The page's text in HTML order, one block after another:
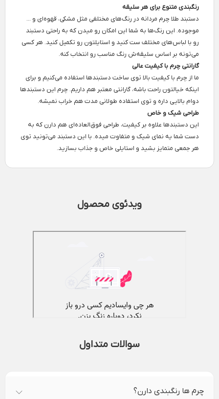
رنگبندی متنوع برای هر سلیقه
دستبند طلا چرم مردانه در رنگ‌های مختلفی مثل مشکی، قهوه‌ای و ...
موجوده. این رنگ‌ها به شما این امکان رو میدن که به راحتی دستبند
رو با لباس‌های مختلف ست کنید و استایلتون رو تکمیل کنید. هر کسی
می‌تونه بر اساس سلیقه‌ش رنگ مناسب رو انتخاب کنه.
گارانتی چرم با کیفیت عالی
ما از چرم با کیفیت بالا توی ساخت دستبندها استفاده می‌کنیم و برای
اینکه خیالتون راحت باشه، گارانتی معتبر هم داریم. چرم این دستبندها
دوام بالایی داره و توی استفاده طولانی مدت هم خراب نمیشه.
طراحی شیک و خاص
این دستبندها علاوه بر کیفیت، طراحی فوق‌العاده‌ای هم دارن که به
دست شما یه نمای شیک و متفاوت میده. با این دستبند می‌تونید توی
هر جمعی متمایز بشید و استایلی خاص و جذاب بسازید.
ویدئوی محصول
سوالات متداول
چرم ها رنگبندی دارن؟